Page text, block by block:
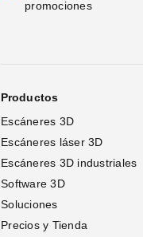
promociones
Productos
Escáneres 3D
Escáneres láser 3D
Escáneres 3D industriales
Software 3D
Soluciones
Precios y Tienda